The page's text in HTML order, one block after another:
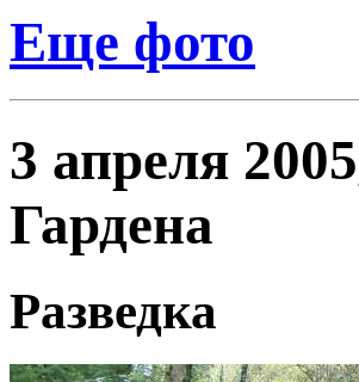
Еще фото
3 апреля
Гардена
Разведка